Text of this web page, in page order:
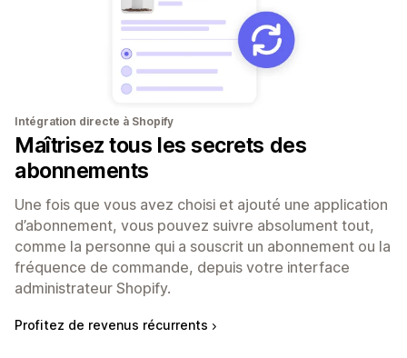
Intégration directe à Shopify
Maîtrisez tous les secrets des
abonnements
Une fois que vous avez choisi et ajouté une application
d’abonnement, vous pouvez suivre absolument tout,
comme la personne qui a souscrit un abonnement ou la
fréquence de commande, depuis votre interface
administrateur Shopify.
Profitez de revenus récurrents